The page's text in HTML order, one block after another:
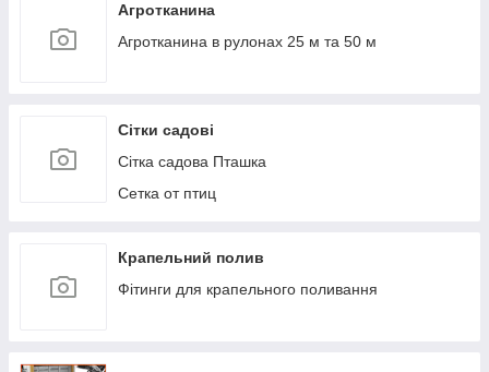
Агротканина
Агротканина в рулонах 25 м та 50 м
Сітки садові
Сітка садова Пташка
Сетка от птиц
Крапельний полив
Фітинги для крапельного поливання